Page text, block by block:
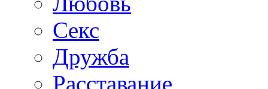
Секс
Дружба
Расставание